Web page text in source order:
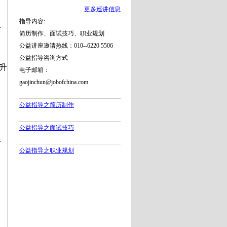
更多巡讲信息
指导内容:
简历制作、面试技巧、职业规划
公益讲座邀请热线：010--6220 5506
公益指导咨询方式
电子邮箱：
gaojinchun@jobofchina.com
公益指导之简历制作
公益指导之面试技巧
公益指导之职业规划